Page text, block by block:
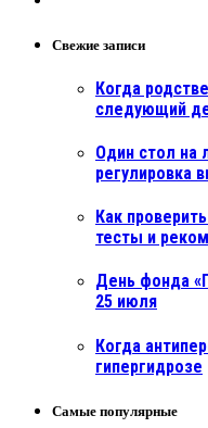
Свежие записи
Когда
следующий
Один стол на
регулировка
Как
тесты и
День фонда
25 июля
Когда
гипергидрозе
Самые популярные